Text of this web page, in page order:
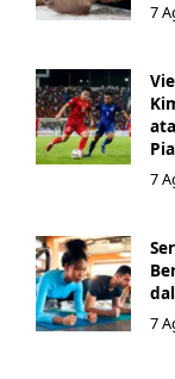
7
7
7